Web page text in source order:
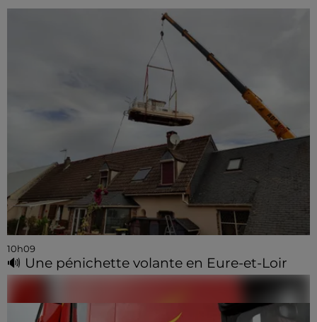
10h09
🔊 Une pénichette volante en Eure-et-Loir